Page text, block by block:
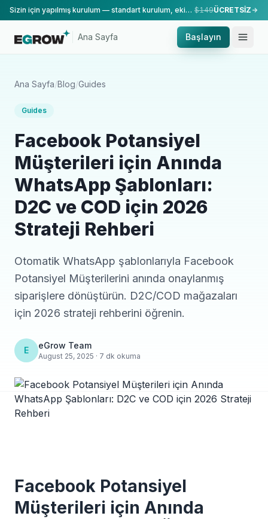
Sizin için yapılmış kurulum — standart kurulum, ekibimiz tarafından yapılır. $149ÜCRETSİZ
Ana Sayfa Başlayın
Ana Sayfa/Blog/Guides
Guides
Facebook Potansiyel
Müşterileri için Anında
WhatsApp Şablonları:
D2C ve COD için 2026
Strateji Rehberi
Otomatik WhatsApp şablonlarıyla Facebook
Potansiyel Müşterilerini anında onaylanmış
siparişlere dönüştürün. D2C/COD mağazaları
için 2026 strateji rehberini öğrenin.
E eGrow Team
August 25, 2025 · 7 dk okuma
Facebook Potansiyel
Müşterileri için Anında